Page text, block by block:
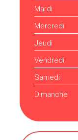
Mardi
Mercredi
Jeudi
Vendredi
Samedi
Dimanche